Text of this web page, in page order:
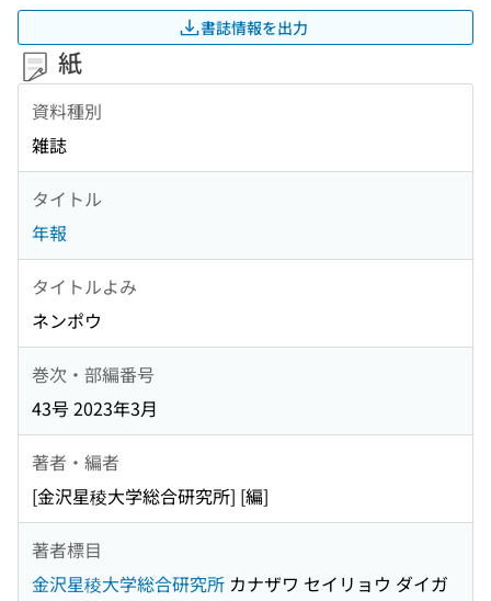
書誌情報を出力
紙
資料種別
雑誌
タイトル
年報
タイトルよみ
ネンポウ
巻次・部編番号
43号 2023年3月
著者・編者
[金沢星稜大学総合研究所] [編]
著者標目
金沢星稜大学総合研究所 カナザワ セイリョウ ダイガ